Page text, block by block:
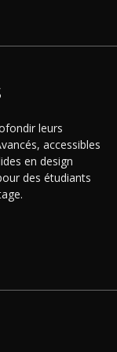
leurs
accessibles
en design
des étudiants